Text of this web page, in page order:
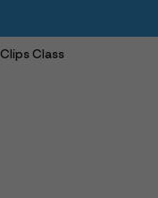
Clips Class